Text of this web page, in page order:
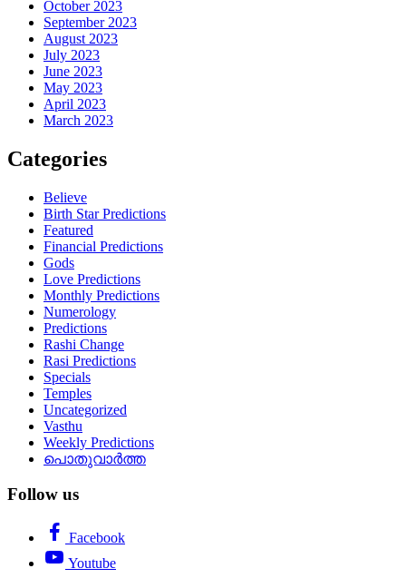
October 2023
September 2023
August 2023
July 2023
June 2023
May 2023
April 2023
March 2023
Categories
Believe
Birth Star Predictions
Featured
Financial Predictions
Gods
Love Predictions
Monthly Predictions
Numerology
Predictions
Rashi Change
Rasi Predictions
Specials
Temples
Uncategorized
Vasthu
Weekly Predictions
പൊതുവാർത്ത
Follow us
Facebook
Youtube